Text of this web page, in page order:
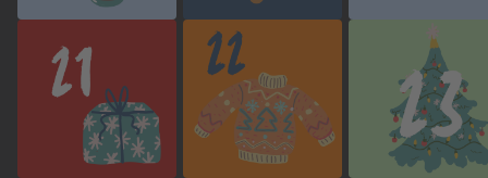
Re-open this
modal
Re-open this
modal
Re-open this
modal